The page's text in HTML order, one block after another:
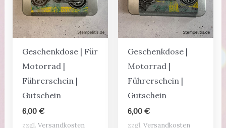
Geschenkdose | Für
Motorrad |
Führerschein |
Gutschein
6,00 €
zzgl. Versandkosten
Geschenkdose |
Motorrad |
Führerschein |
Gutschein
6,00€
zzgl.Versandkosten